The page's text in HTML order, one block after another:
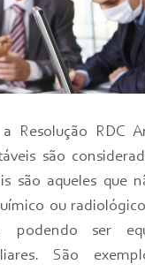
Resolução RDC
são
são aqueles que
ou
podendo ser
São